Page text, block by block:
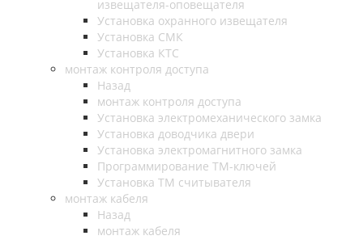
извещателя-оповещателя
Установка охранного извещателя
Установка СМК
Установка КТС
монтаж контроля доступа
Назад
монтаж контроля доступа
Установка электромеханического замка
Установка доводчика двери
Установка электромагнитного замка
Программирование ТМ-ключей
Установка ТМ считывателя
монтаж кабеля
Назад
монтаж кабеля